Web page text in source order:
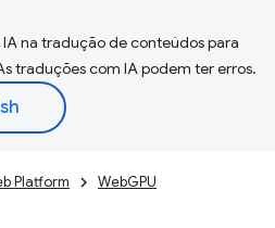
na tradução de conteúdos para
traduções com IA podem ter erros.
Platform WebGPU